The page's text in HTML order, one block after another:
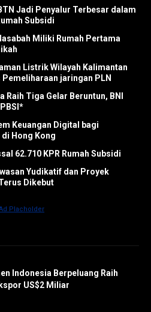
Jadi Penyalur Terbesar dalam
Subsidi
Miliki Rumah Pertama
Listrik Wilayah Kalimantan
jaringan PLN
Raih Tiga Gelar Beruntun, BNI
Keuangan Digital bagi
Hong Kong
62.710 KPR Rumah Subsidi
Yudikatif dan Proyek
Dikebut
Indonesia Berpeluang Raih
US$2 Miliar